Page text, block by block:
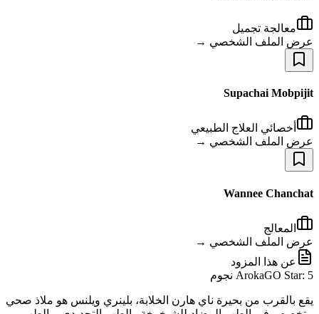
معالجة تجميل
عرض الملف الشخصي →
Supachai Mobpijit
أخصائي العلاج الطبيعي
عرض الملف الشخصي →
Wannee Chanchat
المعالج
عرض الملف الشخصي →
عن هذا المزود
ArokaGO Star: 5 نجوم
يقع بالقرب من بحيرة ناي هارن الخلابة، بلينري ويلنس هو ملاذ صحي